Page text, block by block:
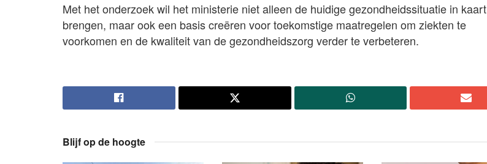
Met het onderzoek wil het ministerie niet alleen de huidige gezondheidssituatie in kaart
brengen, maar ook een basis creëren voor toekomstige maatregelen om ziekten te
voorkomen en de kwaliteit van de gezondheidszorg verder te verbeteren.
Blijf op de hoogte